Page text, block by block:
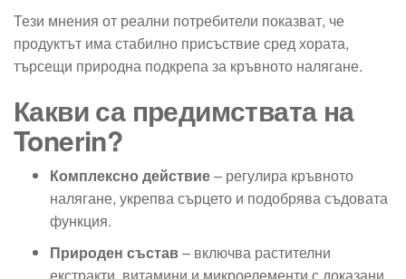
Тези мнения от реални потребители показват, че
продуктът има стабилно присъствие сред хората,
търсещи природна подкрепа за кръвното налягане.
Какви са предимствата на
Tonerin?
Комплексно действие– регулира кръвното
налягане, укрепва сърцето и подобрява съдовата
функция.
Природен състав– включва растителни
екстракти, витамини и микроелементи с доказани